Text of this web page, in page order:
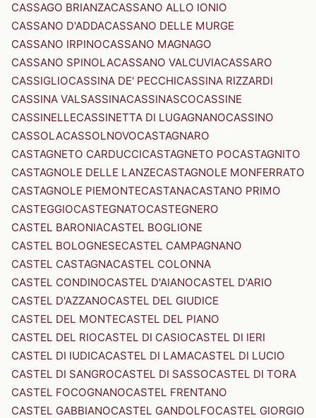
CASSAGO BRIANZACASSANO ALLO IONIO
CASSANO D'ADDACASSANO DELLE MURGE
CASSANO IRPINOCASSANO MAGNAGO
CASSANO SPINOLACASSANO VALCUVIACASSARO
CASSIGLIOCASSINA DE' PECCHICASSINA RIZZARDI
CASSINA VALSASSINACASSINASCOCASSINE
CASSINELLECASSINETTA DI LUGAGNANOCASSINO
CASSOLACASSOLNOVOCASTAGNARO
CASTAGNETO CARDUCCICASTAGNETO POCASTAGNITO
CASTAGNOLE DELLE LANZECASTAGNOLE MONFERRATO
CASTAGNOLE PIEMONTECASTANACASTANO PRIMO
CASTEGGIOCASTEGNATOCASTEGNERO
CASTEL BARONIACASTEL BOGLIONE
CASTEL BOLOGNESECASTEL CAMPAGNANO
CASTEL CASTAGNACASTEL COLONNA
CASTEL CONDINOCASTEL D'AIANOCASTEL D'ARIO
CASTEL D'AZZANOCASTEL DEL GIUDICE
CASTEL DEL MONTECASTEL DEL PIANO
CASTEL DEL RIOCASTEL DI CASIOCASTEL DI IERI
CASTEL DI IUDICACASTEL DI LAMACASTEL DI LUCIO
CASTEL DI SANGROCASTEL DI SASSOCASTEL DI TORA
CASTEL FOCOGNANOCASTEL FRENTANO
CASTEL GABBIANOCASTEL GANDOLFOCASTEL GIORGIO